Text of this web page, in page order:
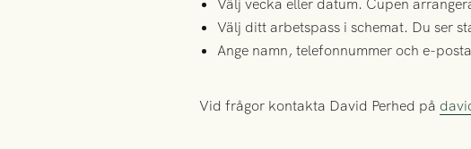
Välj vecka eller datum. Cupen
Välj ditt arbetspass i schemat. Du ser
Ange namn, telefonnummer och e-
Vid frågor kontakta David Perhed på